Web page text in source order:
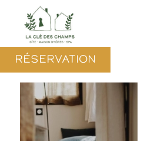
RÉSERVATION